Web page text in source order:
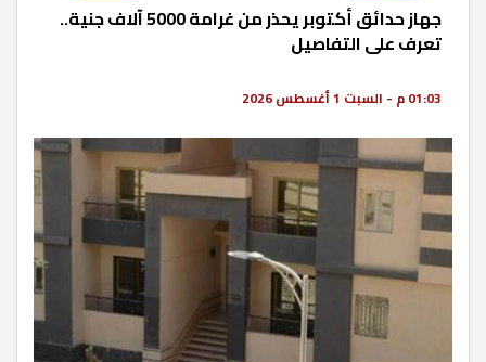
جهاز حدائق أكتوبر يحذر من غرامة 5000 آلاف جنية..
تعرف على التفاصيل
01:03 م - السبت 1 أغسطس 2026